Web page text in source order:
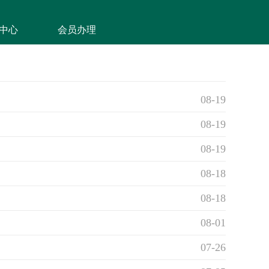
心 会员办理
08-19
08-19
08-19
08-18
08-18
08-01
07-26